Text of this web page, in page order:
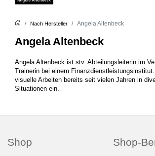
Nach Hersteller Angela Altenbeck
Angela Altenbeck
Angela Altenbeck ist stv. Abteilungsleiterin im
Trainerin bei einem
visuelle Arbeiten bereits seit vielen Jahren in
Situationen ein.
Shop Shop-